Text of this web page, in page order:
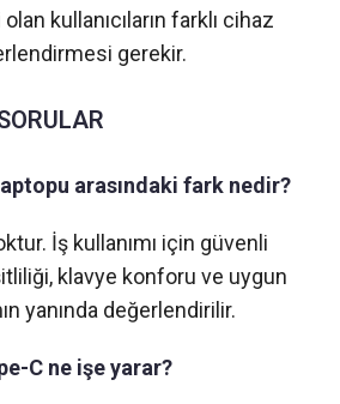
kullanıcıların farklı cihaz
gerekir.
arasındaki fark nedir?
İş kullanımı için güvenli
klavye konforu ve uygun
yanında değerlendirilir.
C ne işe yarar?